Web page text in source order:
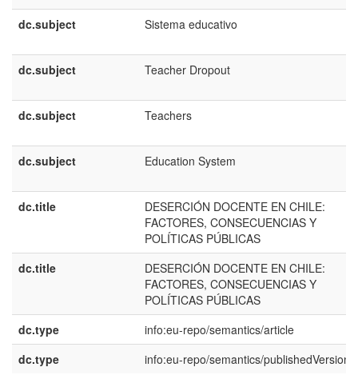
dc.subject Sistema educativo
dc.subject Teacher Dropout
dc.subject Teachers
dc.subject Education System
dc.title
DESERCIÓN DOCENTE EN CHILE:
FACTORES, CONSECUENCIAS Y
POLÍTICAS PÚBLICAS
dc.title
DESERCIÓN DOCENTE EN CHILE:
FACTORES, CONSECUENCIAS Y
POLÍTICAS PÚBLICAS
dc.type
info:eu-repo/semantics/article
dc.type
info:eu-repo/semantics/publishedVersion